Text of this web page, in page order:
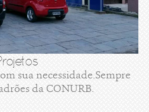
sua necessidade.Sempre
da CONURB.